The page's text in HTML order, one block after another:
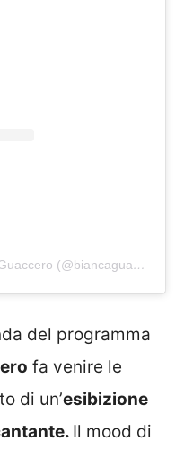
Un post condiviso da Bianca Guaccero (@biancaguacceroreal)
del programma
fa venire le
di un’esibizione
Il mood di